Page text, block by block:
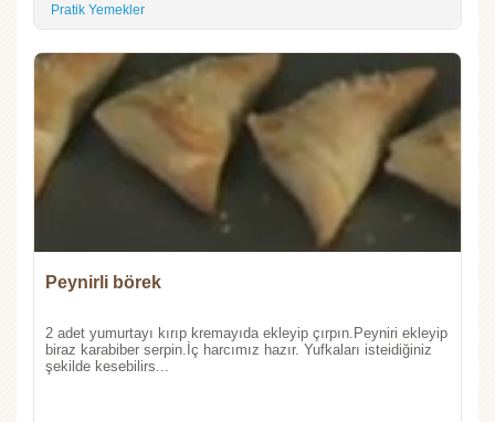
Pratik Yemekler
Peynirli börek
2 adet yumurtayı kırıp kremayıda ekleyip çırpın.Peyniri ekleyip
biraz karabiber serpin.İç harcımız hazır. Yufkaları isteidiğiniz
şekilde kesebilirs...